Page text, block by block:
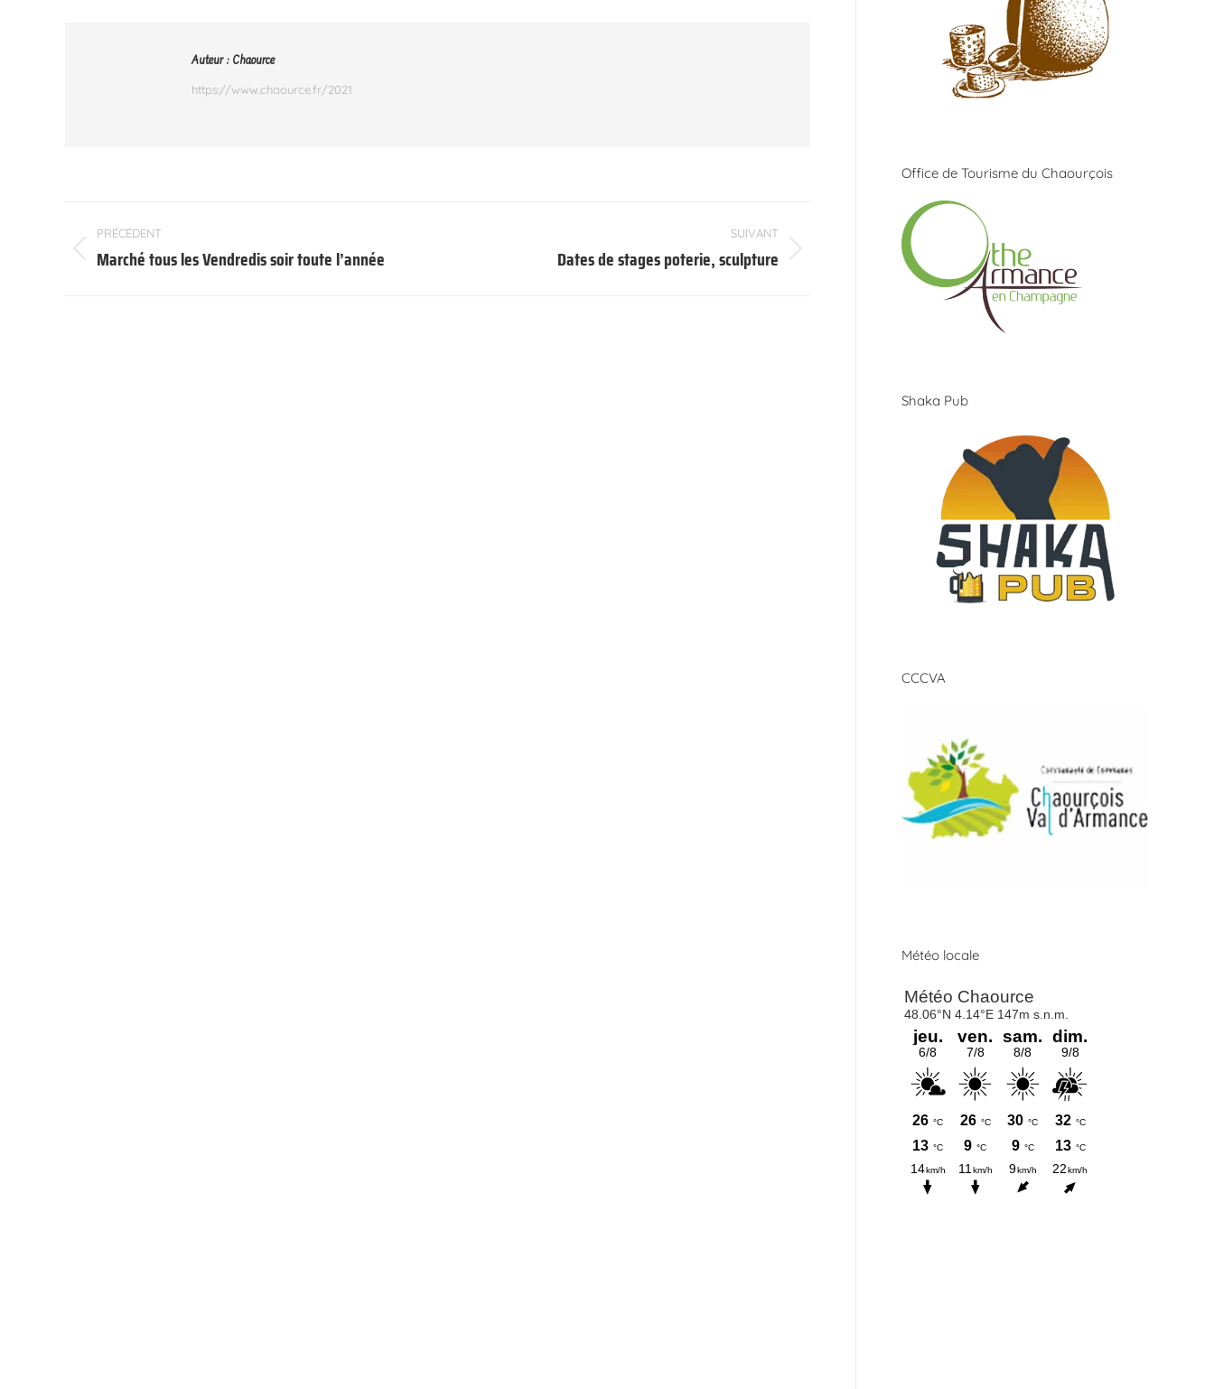
Auteur : Chaource
https://www.chaource.fr/2021
Navigation
article
PRÉCÉDENT
Article
Marché tous les Vendredis soir toute l’année
SUIVANT
Dates de stages poterie, sculpture
Office de Tourisme du Chaourçois
Shaka Pub
CCCVA
Météo locale